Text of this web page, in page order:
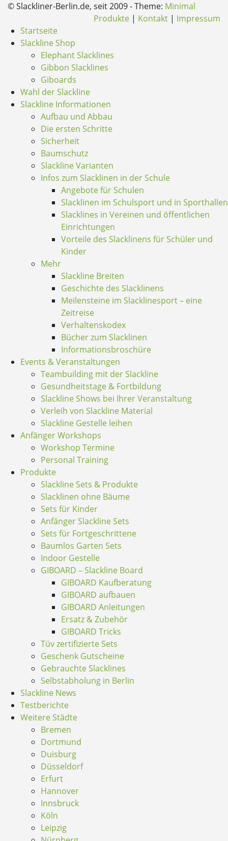
© Slackliner-Berlin.de, seit 2009 - Theme: Minimal
Produkte | Kontakt | Impressum
Startseite
Slackline Shop
Elephant Slacklines
Gibbon Slacklines
Giboards
Wahl der Slackline
Slackline Informationen
Aufbau und Abbau
Die ersten Schritte
Sicherheit
Baumschutz
Slackline Varianten
Infos zum Slacklinen in der Schule
Angebote für Schulen
Slacklinen im Schulsport und in Sporthallen
Slacklines in Vereinen und öffentlichen
Einrichtungen
Vorteile des Slacklinens für Schüler und
Kinder
Mehr
Slackline Breiten
Geschichte des Slacklinens
Meilensteine im Slacklinesport – eine
Zeitreise
Verhaltenskodex
Bücher zum Slacklinen
Informationsbroschüre
Events & Veranstaltungen
Teambuilding mit der Slackline
Gesundheitstage & Fortbildung
Slackline Shows bei Ihrer Veranstaltung
Verleih von Slackline Material
Slackline Gestelle leihen
Anfänger Workshops
Workshop Termine
Personal Training
Produkte
Slackline Sets & Produkte
Slacklinen ohne Bäume
Sets für Kinder
Anfänger Slackline Sets
Sets für Fortgeschrittene
Baumlos Garten Sets
Indoor Gestelle
GIBOARD – Slackline Board
GIBOARD Kaufberatung
GIBOARD aufbauen
GIBOARD Anleitungen
Ersatz & Zubehör
GIBOARD Tricks
Tüv zertifizierte Sets
Geschenk Gutscheine
Gebrauchte Slacklines
Selbstabholung in Berlin
Slackline News
Testberichte
Weitere Städte
Bremen
Dortmund
Duisburg
Düsseldorf
Erfurt
Hannover
Innsbruck
Köln
Leipzig